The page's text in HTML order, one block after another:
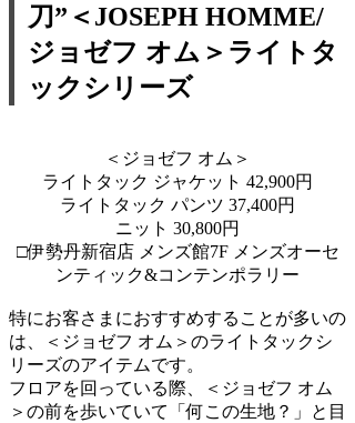
刀”＜JOSEPH HOMME/
ジョゼフ オム＞ライトタ
ックシリーズ
＜ジョゼフ オム＞
ライトタック ジャケット 42,900円
ライトタック パンツ 37,400円
ニット 30,800円
□伊勢丹新宿店 メンズ館7F メンズオーセ
ンティック&コンテンポラリー
特にお客さまにおすすめすることが多いの
は、＜ジョゼフ オム＞のライトタックシ
リーズのアイテムです。
フロアを回っている際、＜ジョゼフ オム
＞の前を歩いていて「何この生地？」と目